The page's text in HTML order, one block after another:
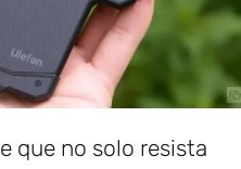
que no solo resista